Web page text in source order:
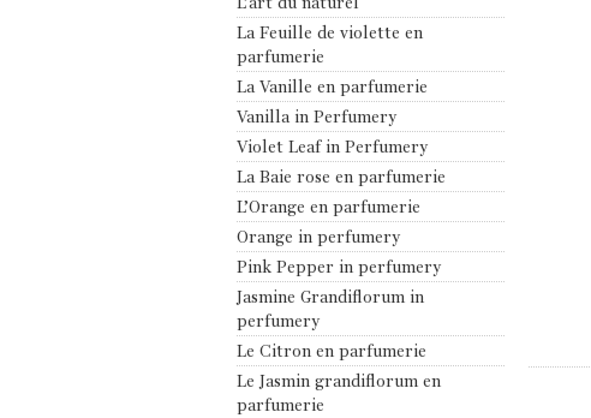
L’art du naturel
La Feuille de violette en
parfumerie
La Vanille en parfumerie
Vanilla in Perfumery
Violet Leaf in Perfumery
La Baie rose en parfumerie
L’Orange en parfumerie
Orange in perfumery
Pink Pepper in perfumery
Jasmine Grandiflorum in
perfumery
Le Citron en parfumerie
Le Jasmin grandiflorum en
parfumerie